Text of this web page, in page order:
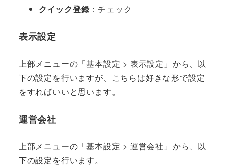
クイック登録：チェック
表示設定
上部メニューの「基本設定 > 表示設定」から、以
下の設定を行いますが、こちらは好きな形で設定
をすればいいと思います。
運営会社
上部メニューの「基本設定 > 運営会社」から、以
下の設定を行います。